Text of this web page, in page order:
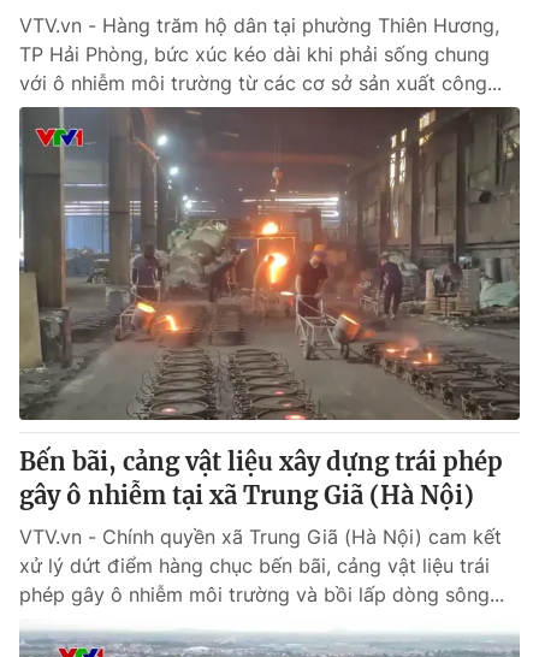
VTV.vn - Hàng trăm hộ dân tại phường Thiên Hương,
TP Hải Phòng, bức xúc kéo dài khi phải sống chung
với ô nhiễm môi trường từ các cơ sở sản xuất công...
Bến bãi, cảng vật liệu xây dựng trái phép
gây ô nhiễm tại xã Trung Giã (Hà Nội)
VTV.vn - Chính quyền xã Trung Giã (Hà Nội) cam kết
xử lý dứt điểm hàng chục bến bãi, cảng vật liệu trái
phép gây ô nhiễm môi trường và bồi lấp dòng sông...